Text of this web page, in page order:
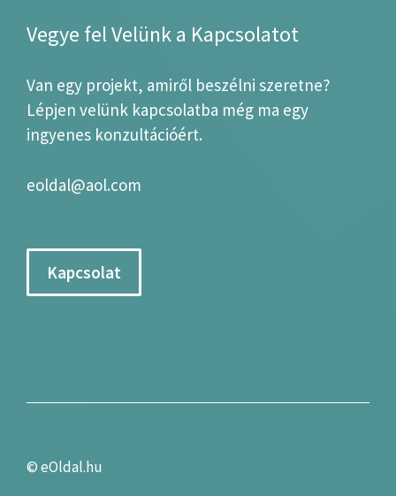
Vegye fel Velünk a Kapcsolatot
Van egy projekt, amiről beszélni szeretne?
Lépjen velünk kapcsolatba még ma egy
ingyenes konzultációért.
eoldal@aol.com
Kapcsolat
©eOldal.hu